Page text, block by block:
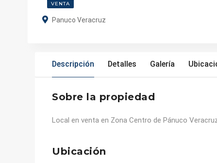
VENTA
Panuco Veracruz
Descripción Detalles Galería
Sobre la propiedad
Local en venta en Zona Centro de Pánuco
Ubicación